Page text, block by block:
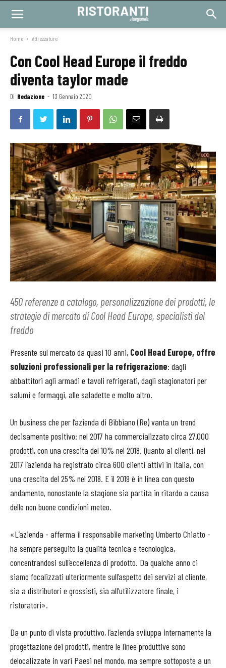
Home Attrezzature
Con Cool Head Europe il freddo
diventa taylor made
Di Redazione - 13 Gennaio 2020
450 referenze a catalogo, personalizzazione dei prodotti, le
strategie di mercato di Cool Head Europe, specialisti del
freddo
Presente sul mercato da quasi 10 anni, Cool Head Europe, offre
soluzioni professionali per la refrigerazione: dagli
abbattitori agli armadi e tavoli refrigerati, dagli stagionatori per
salumi e formaggi, alle saladette e molto altro.
Un business che per l’azienda di Bibbiano (Re) vanta un trend
decisamente positivo: nel 2017 ha commercializzato circa 27.000
prodotti, con una crescita del 10% nel 2018. Quanto ai clienti, nel
2017 l’azienda ha registrato circa 600 clienti attivi in Italia, con
una crescita del 25% nel 2018. E il 2019 è in linea con questo
andamento, nonostante la stagione sia partita in ritardo a causa
delle non buone condizioni meteo.
«L’azienda - afferma il responsabile marketing Umberto Chiatto -
ha sempre perseguito la qualità tecnica e tecnologica,
concentrandosi sull’eccellenza di prodotto. Da qualche anno ci
siamo focalizzati ulteriormente sull’aspetto dei servizi al cliente,
sia a distributori e grossisti, sia all’utilizzatore finale, i
ristoratori».
Da un punto di vista produttivo, l’azienda sviluppa internamente la
progettazione dei prodotti, mentre le linee produttive sono
delocalizzate in vari Paesi nel mondo, ma sempre sottoposte a un